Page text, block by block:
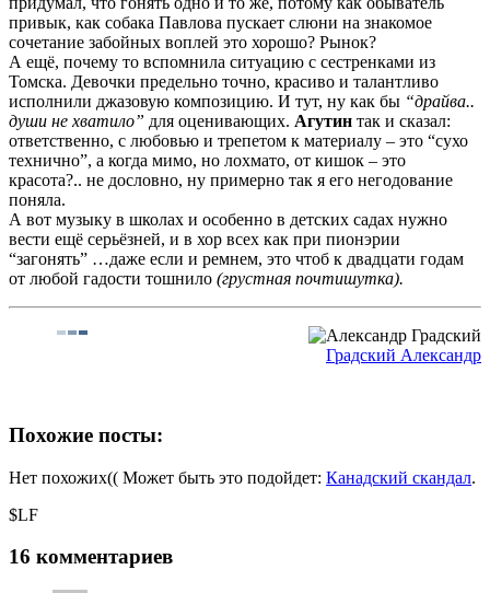
привык, как собака Павлова пускает слюни на знакомое
сочетание забойных воплей это хорошо? Рынок?
А ещё, почему то вспомнила ситуацию с сестренками из
Томска. Девочки предельно точно, красиво и талантливо
исполнили джазовую композицию. И тут, ну как бы “драйва..
души не хватило” для оценивающих. Агутин так и сказал:
ответственно, с любовью и трепетом к материалу – это “сухо
технично”, а когда мимо, но лохмато, от кишок – это
красота?.. не дословно, ну примерно так я его негодование
поняла.
А вот музыку в школах и особенно в детских садах нужно
вести ещё серьёзней, и в хор всех как при пионэрии
“загонять” …даже если и ремнем, это чтоб к двадцати годам
от любой гадости тошнило (грустная почтишутка).
Градский Александр
Похожие посты:
Нет похожих(( Может быть это подойдет: Канадский скандал.
$LF
16 комментариев